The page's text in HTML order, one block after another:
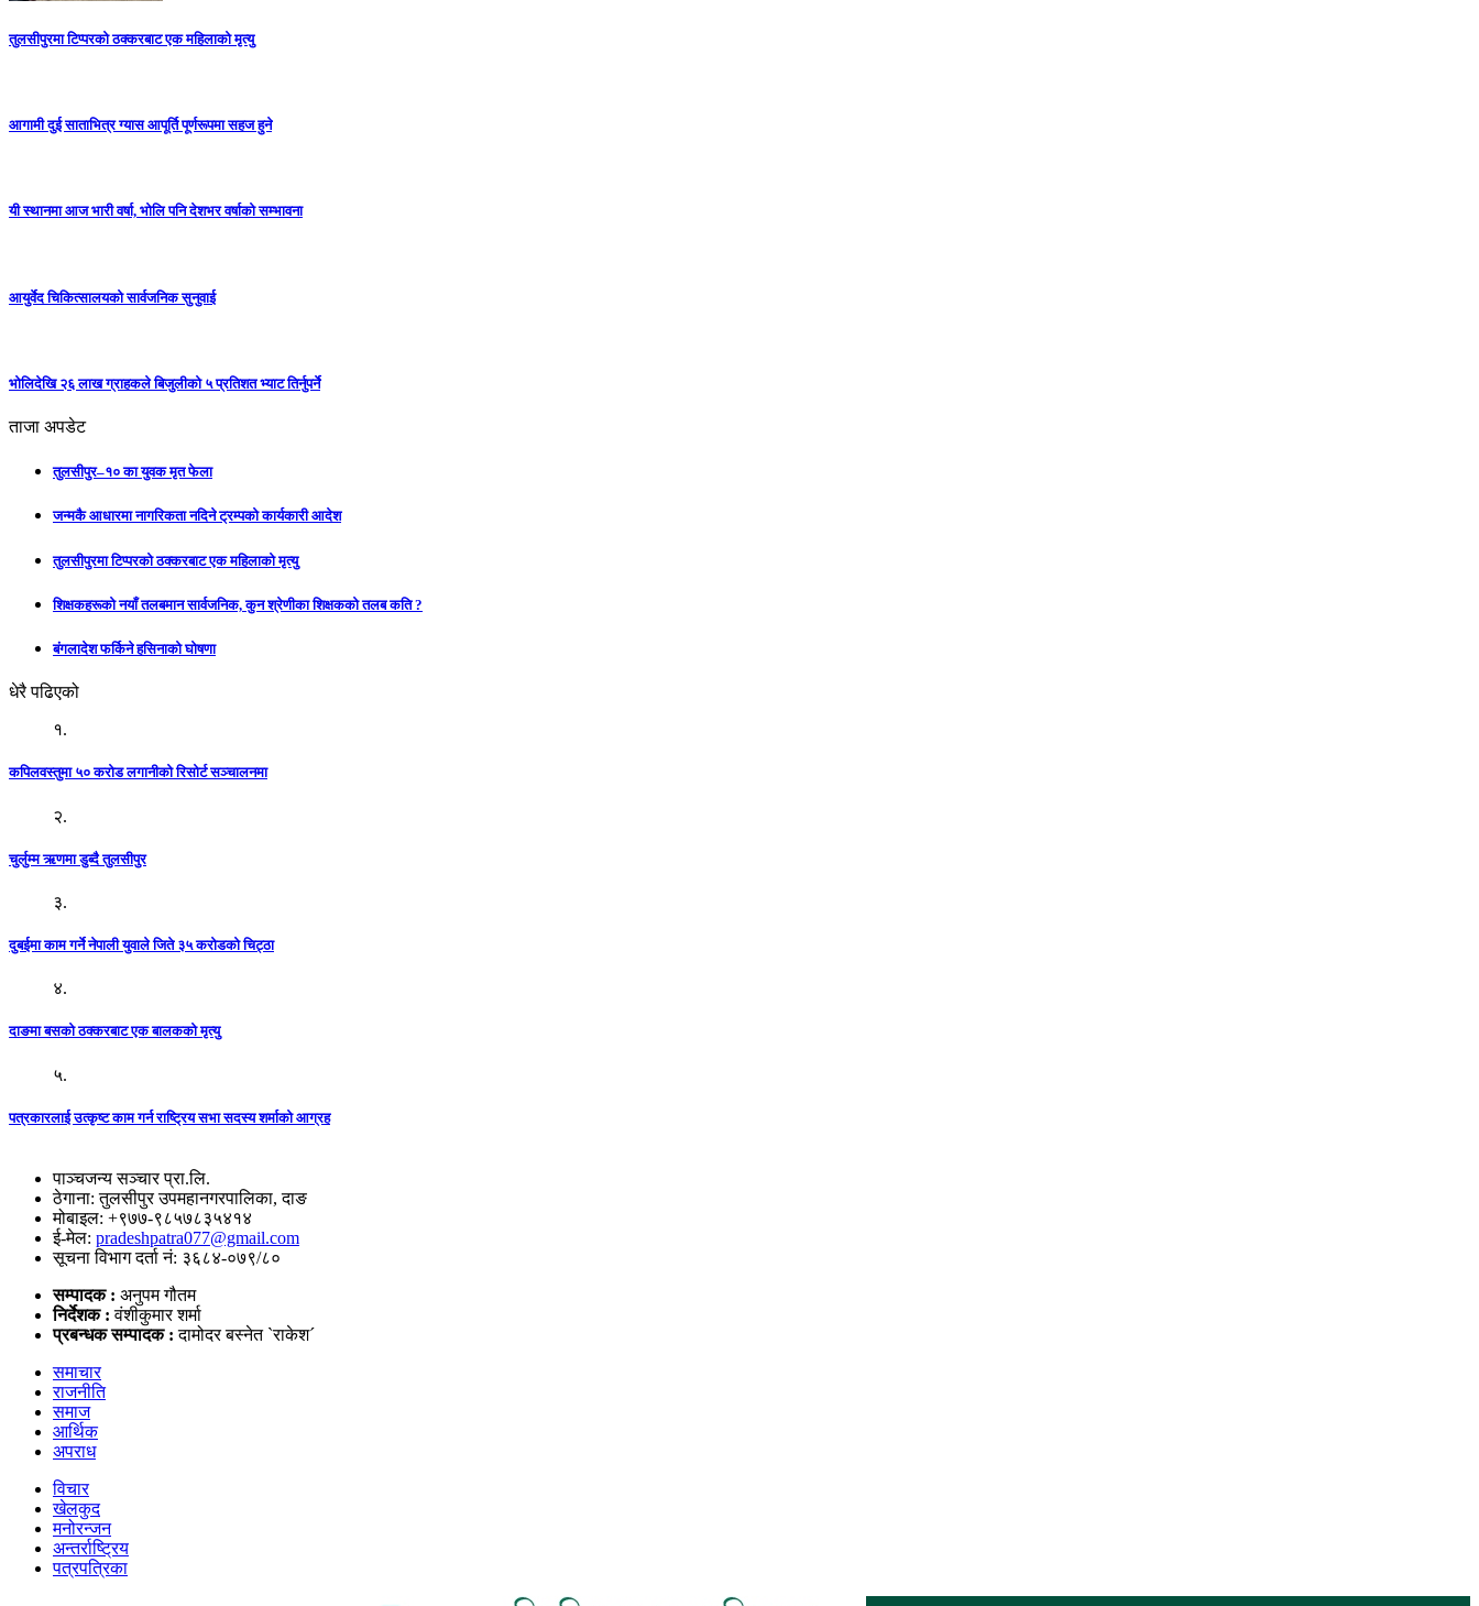
तुलसीपुरमा टिप्परको ठक्करबाट एक महिलाको मृत्यु
आगामी दुई साताभित्र ग्यास आपूर्ति पूर्णरूपमा सहज हुने
यी स्थानमा आज भारी वर्षा, भोलि पनि देशभर वर्षाको सम्भावना
आयुर्वेद चिकित्सालयको सार्वजनिक सुनुवाई
भोलिदेखि २६ लाख ग्राहकले बिजुलीको ५ प्रतिशत भ्याट तिर्नुपर्ने
ताजा अपडेट
तुलसीपुर–१० का युवक मृत फेला
जन्मकै आधारमा नागरिकता नदिने ट्रम्पको कार्यकारी आदेश
तुलसीपुरमा टिप्परको ठक्करबाट एक महिलाको मृत्यु
शिक्षकहरूको नयाँ तलबमान सार्वजनिक, कुन श्रेणीका शिक्षकको तलब कति ?
बंगलादेश फर्किने हसिनाको घोषणा
धेरै पढिएको
१.
कपिलवस्तुमा ५० करोड लगानीको रिसोर्ट सञ्चालनमा
२.
चुर्लुम्म ऋणमा डुब्दै तुलसीपुर
३.
दुबईमा काम गर्ने नेपाली युवाले जिते ३५ करोडको चिट्ठा
४.
दाङमा बसको ठक्करबाट एक बालकको मृत्यु
५.
पत्रकारलाई उत्कृष्ट काम गर्न राष्ट्रिय सभा सदस्य शर्माको आग्रह
पाञ्चजन्य सञ्चार प्रा.लि.
ठेगाना: तुलसीपुर उपमहानगरपालिका, दाङ
मोबाइल: +९७७-९८५७८३५४१४
ई-मेल: pradeshpatra077@gmail.com
सूचना विभाग दर्ता नं: ३६८४-०७९/८०
सम्पादक : अनुपम गौतम
निर्देशक :वंशीकुमार शर्मा
प्रबन्धक सम्पादक :दामोदर बस्नेत `राकेश´
समाचार
राजनीति
समाज
आर्थिक
अपराध
विचार
खेलकुद
मनोरन्जन
अन्तर्राष्ट्रिय
पत्रपत्रिका